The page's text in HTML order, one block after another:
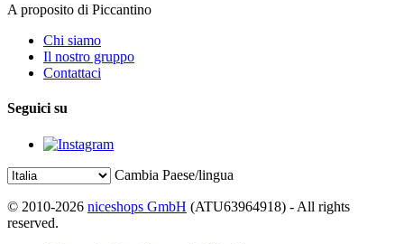
A proposito di Piccantino
Chi siamo
Il nostro gruppo
Contattaci
Seguici su
Cambia Paese/lingua
© 2010-2026 niceshops GmbH (ATU63964918) - All rights
reserved.